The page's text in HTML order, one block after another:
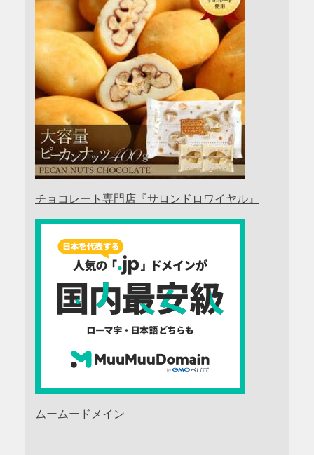
チョコレート専門店『サロンドロワイヤル』
ムームードメイン